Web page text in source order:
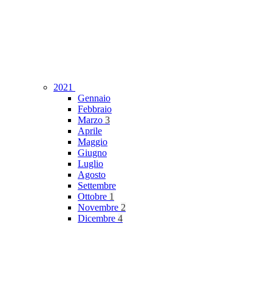
2021
Gennaio
Febbraio
Marzo 3
Aprile
Maggio
Giugno
Luglio
Agosto
Settembre
Ottobre 1
Novembre 2
Dicembre 4